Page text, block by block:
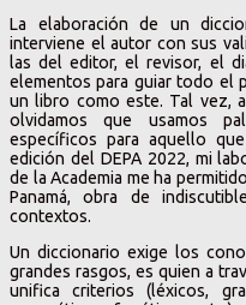
La elaboración de un
interviene el autor con sus
las del editor, el revisor, el
elementos para guiar todo el
un libro como este. Tal vez,
olvidamos que usamos
específicos para aquello
edición del DEPA 2022, mi
de la Academia me ha
Panamá, obra de
contextos.
Un diccionario exige los
grandes rasgos, es quien a
unifica criterios (léxicos,